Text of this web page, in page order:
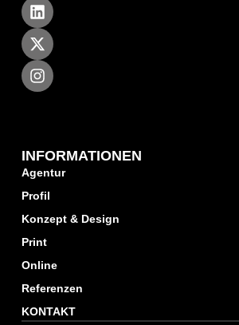
INFORMATIONEN
Agentur
Profil
Konzept & Design
Print
Online
Referenzen
KONTAKT